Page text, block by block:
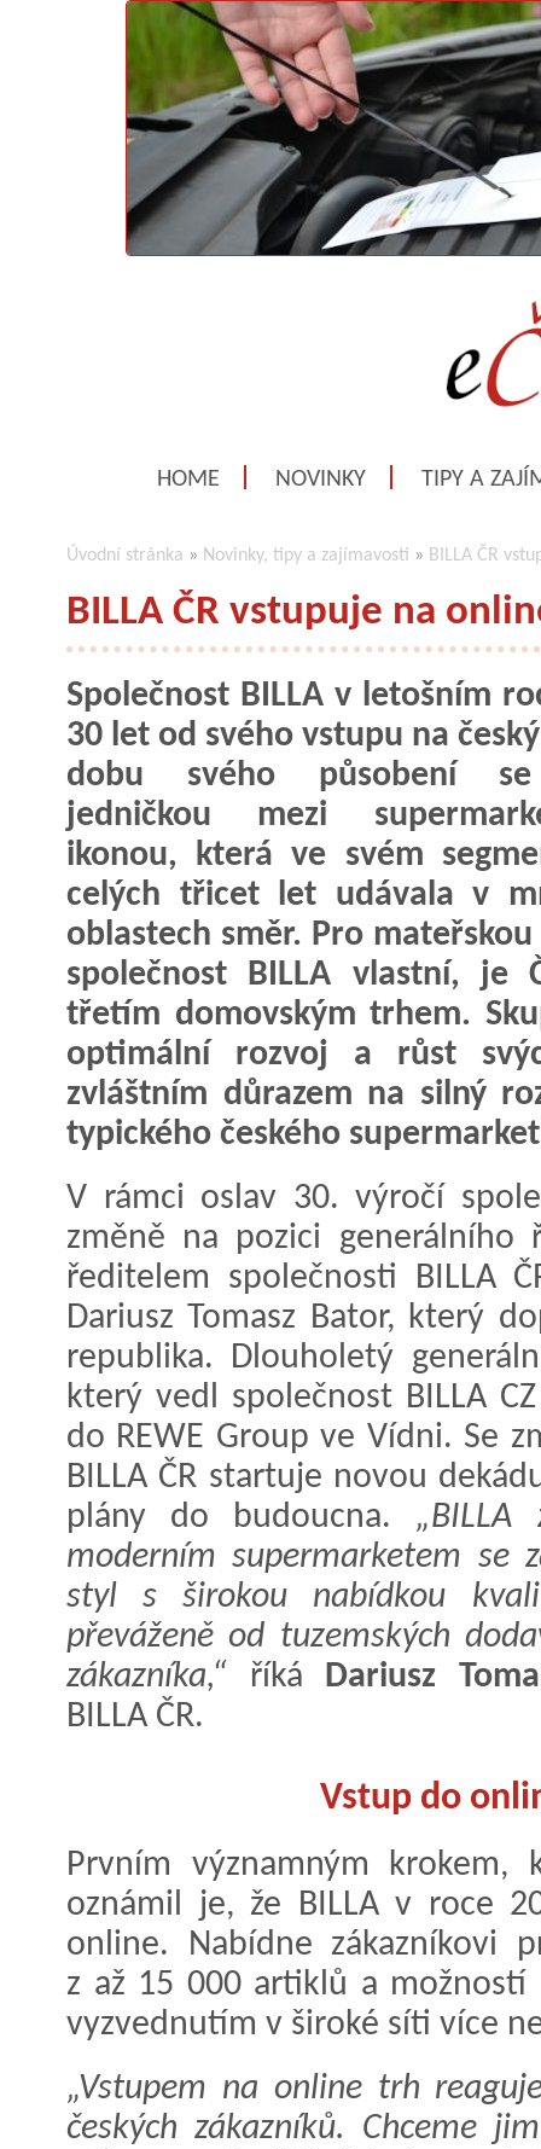
HOME NOVINKY TIPY A
Úvodní stránka » Novinky, tipy a zajímavosti » BILLA ČR
BILLA ČR vstupuje na
Společnost BILLA v letošním
30 let od svého vstupu na
dobu svého působení
jedničkou mezi
ikonou, která ve svém
celých třicet let udávala v
oblastech směr. Pro
společnost BILLA vlastní, je
třetím domovským trhem.
optimální rozvoj a růst
zvláštním důrazem na silný
typického českého
V rámci oslav 30. výročí
změně na pozici generálního
ředitelem společnosti BILLA
Dariusz Tomasz Bator, který
republika. Dlouholetý
který vedl společnost BILLA
do REWE Group ve Vídni. Se
BILLA ČR startuje novou
plány do budoucna.
moderním supermarketem se
styl s širokou nabídkou
převáženě od tuzemských
zákazníka,“ říká
Dariusz
BILLA ČR.
Vstup do
Prvním významným krokem,
oznámil je, že BILLA v roce
online. Nabídne zákazníkovi
z až 15 000 artiklů a
vyzvednutím v široké síti více
„Vstupem na online trh
českých zákazníků. Chceme